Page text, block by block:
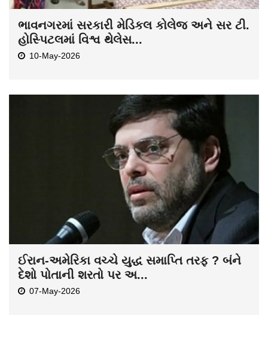
ભાવનગરમાં સરકારી મેડિકલ કોલેજ અને સર ટી.
હોસ્પિટલમાં વિશ્વ થેલેસ...
10-May-2026
ઈરાન-અમેરિકા વચ્ચે યુદ્ધ સમાપ્તિ તરફ ? બંને
દેશો પોતાની શરતો પર અ...
07-May-2026